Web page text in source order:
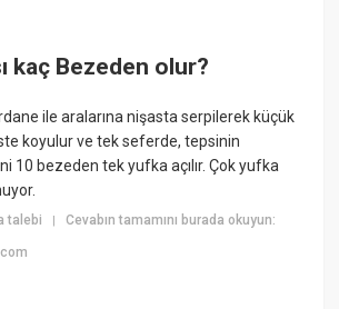
kaç Bezeden olur?
ile aralarına nişasta serpilerek küçük
koyulur ve tek seferde, tepsinin
10 bezeden tek yufka açılır. Çok yufka
talebi |Cevabın tamamını burada okuyun: